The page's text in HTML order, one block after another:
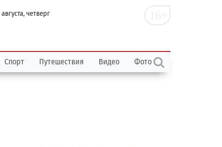
четверг
Спорт Путешествия Видео Фото